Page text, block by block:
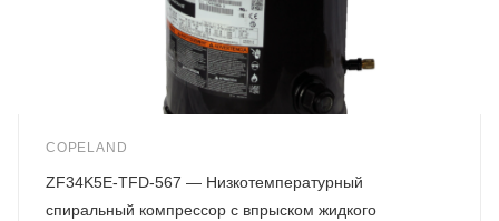
COPELAND
ZF34K5E-TFD-567 — Низкотемпературный
спиральный компрессор с впрыском жидкого